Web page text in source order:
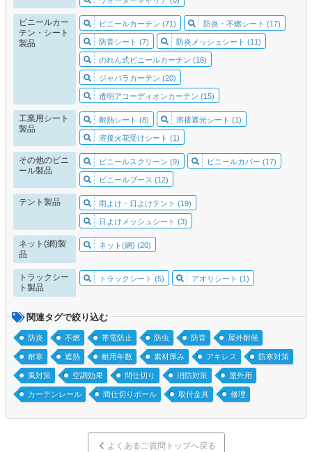
ビニールカー
テン・シート
製品
ビニールカーテン (71) 防炎・不燃シート (17)
防音シート (7) 防炎メッシュシート (11)
のれん式ビニールカーテン (16)
ジャバラカーテン (20)
透明アコーディオンカーテン (15)
工業用シート
製品
耐熱シート (8) 溶接遮光シート (1)
溶接火花受けシート (1)
その他のビニ
ール製品
ビニールスクリーン (9) ビニールカバー (17)
ビニールブース (12)
テント製品 雨よけ・日よけテント (19)
日よけメッシュシート (3)
ネット(網)製
品
ネット(網) (20)
トラックシー
ト製品
トラックシート (5) アオリシート (1)
関連タグで絞り込む
防炎 不燃 帯電防止 防虫 防音 屋外耐候
耐寒 遮熱 耐用年数 素材厚み アキレス 防寒対策
風対策 空調効果 間仕切り 消防対策 屋外用
カーテンレール 間仕切りポール 取付金具 修理
よくあるご質問トップへ戻る